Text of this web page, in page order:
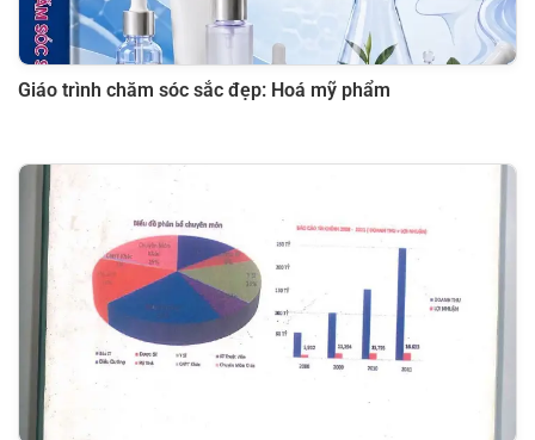
Giáo trình chăm sóc sắc đẹp: Hoá mỹ phẩm